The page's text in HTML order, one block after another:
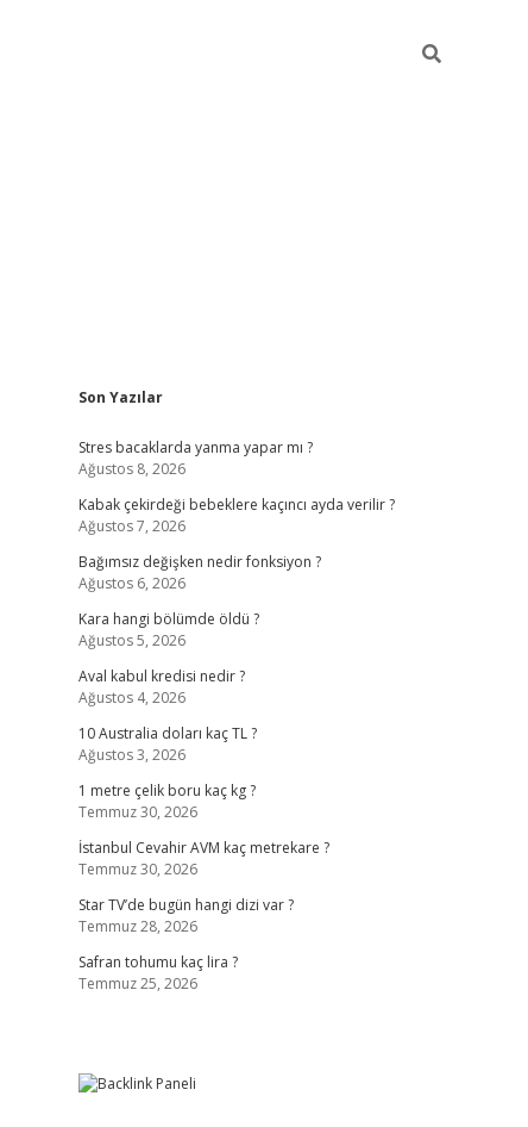
Sidebar
Son Yazılar
Stres bacaklarda yanma yapar mı ?
Ağustos 8, 2026
Kabak çekirdeği bebeklere kaçıncı ayda verilir ?
Ağustos 7, 2026
Bağımsız değişken nedir fonksiyon ?
Ağustos 6, 2026
Kara hangi bölümde öldü ?
Ağustos 5, 2026
Aval kabul kredisi nedir ?
Ağustos 4, 2026
10 Australia doları kaç TL ?
Ağustos 3, 2026
1 metre çelik boru kaç kg ?
Temmuz 30, 2026
İstanbul Cevahir AVM kaç metrekare ?
Temmuz 30, 2026
Star TV’de bugün hangi dizi var ?
Temmuz 28, 2026
Safran tohumu kaç lira ?
Temmuz 25, 2026